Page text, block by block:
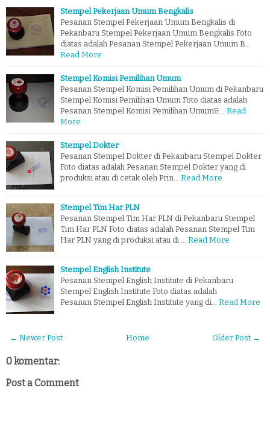
Stempel Pekerjaan Umum Bengkalis
Pesanan Stempel Pekerjaan Umum Bengkalis di
Pekanbaru Stempel Pekerjaan Umum Bengkalis Foto
diatas adalah Pesanan Stempel Pekerjaan Umum B…
Read More
Stempel Komisi Pemilihan Umum
Pesanan Stempel Komisi Pemilihan Umum di Pekanbaru
Stempel Komisi Pemilihan Umum Foto diatas adalah
Pesanan Stempel Komisi Pemilihan Umum&…
Read
More
Stempel Dokter
Pesanan Stempel Dokter di Pekanbaru Stempel Dokter
Foto diatas adalah Pesanan Stempel Dokter yang di
produksi atau di cetak oleh Prin…
Read More
Stempel Tim Har PLN
Pesanan Stempel Tim Har PLN di Pekanbaru Stempel
Tim Har PLN Foto diatas adalah Pesanan Stempel Tim
Har PLN yang di produksi atau di …
Read More
Stempel English Institute
Pesanan Stempel English Institute di Pekanbaru
Stempel English Institute Foto diatas adalah
Pesanan Stempel English Institute yang di…
Read More
← Newer Post Older Post →
Home
0 komentar:
Post a Comment